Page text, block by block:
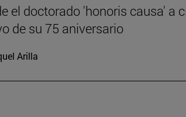
el doctorado 'honoris causa' a
de su 75 aniversario
Arilla